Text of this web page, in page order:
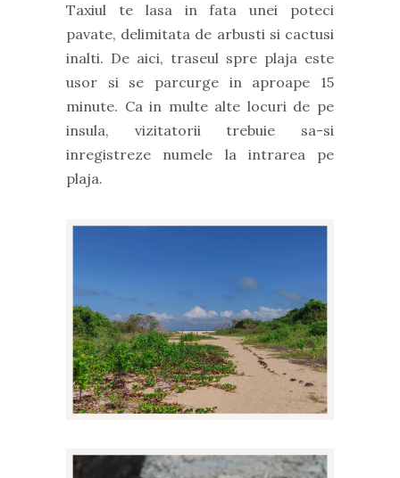
Taxiul te lasa in fata unei poteci
pavate, delimitata de arbusti si cactusi
inalti. De aici, traseul spre plaja este
usor si se parcurge in aproape 15
minute. Ca in multe alte locuri de pe
insula, vizitatorii trebuie sa-si
inregistreze numele la intrarea pe
plaja.